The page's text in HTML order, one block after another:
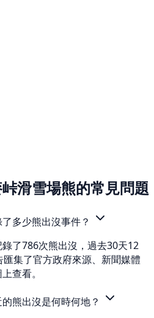
滑雪場熊的常見問題
多少熊出沒事件？
了786次熊出沒，過去30天12
集了官方政府來源、新聞媒體
查看。
熊出沒是何時何地？